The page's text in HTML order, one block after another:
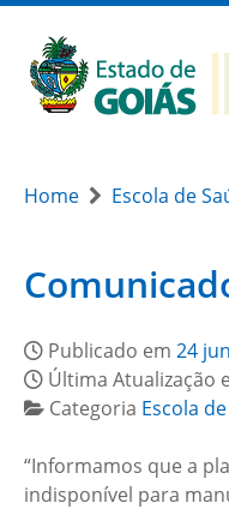
Home Escola de
Publicado em 24
Última Atualização
Categoria Escola
“Informamos que a
indisponível para